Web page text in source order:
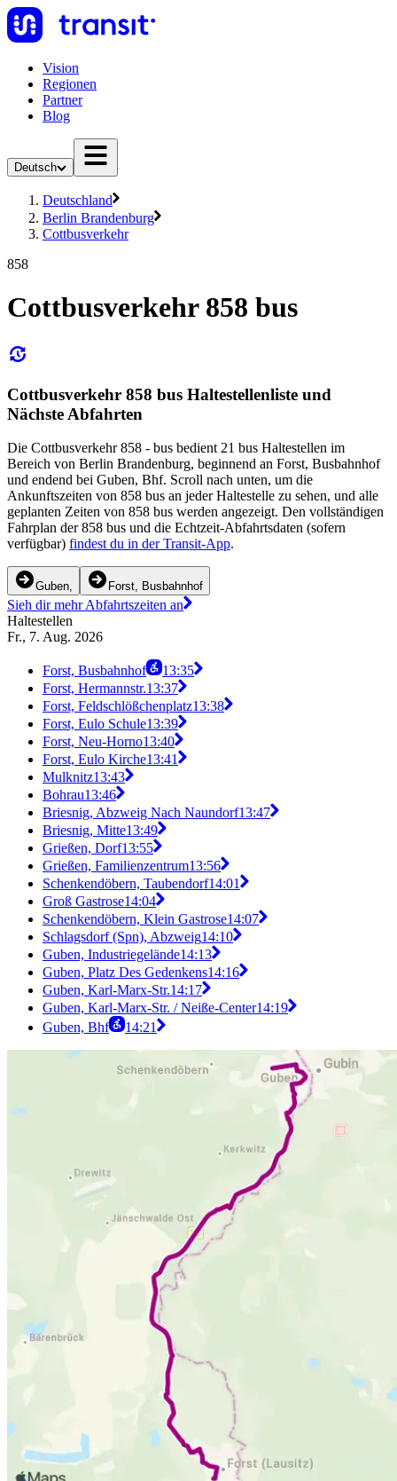
Vision
Regionen
Partner
Blog
Deutsch
Deutschland
Berlin Brandenburg
Cottbusverkehr
858
Cottbusverkehr 858 bus
Cottbusverkehr 858 bus Haltestellenliste und
Nächste Abfahrten
Die Cottbusverkehr 858 - bus bedient 21 bus Haltestellen im
Bereich von Berlin Brandenburg, beginnend an Forst, Busbahnhof
und endend bei Guben, Bhf. Scroll nach unten, um die
Ankunftszeiten von 858 bus an jeder Haltestelle zu sehen, und alle
geplanten Zeiten von 858 bus werden angezeigt. Den vollständigen
Fahrplan der 858 bus und die Echtzeit-Abfahrtsdaten (sofern
verfügbar) findest du in der Transit-App.
Guben, Forst, Busbahnhof
Sieh dir mehr Abfahrtszeiten an
Haltestellen
Fr., 7. Aug. 2026
Forst, Busbahnhof
13:35
Forst, Hermannstr.13:37
Forst, Feldschlößchenplatz13:38
Forst, Eulo Schule13:39
Forst, Neu-Horno13:40
Forst, Eulo Kirche13:41
Mulknitz13:43
Bohrau13:46
Briesnig, Abzweig Nach Naundorf13:47
Briesnig, Mitte13:49
Grießen, Dorf13:55
Grießen, Familienzentrum13:56
Schenkendöbern, Taubendorf14:01
Groß Gastrose14:04
Schenkendöbern, Klein Gastrose14:07
Schlagsdorf (Spn), Abzweig14:10
Guben, Industriegelände14:13
Guben, Platz Des Gedenkens14:16
Guben, Karl-Marx-Str.14:17
Guben, Karl-Marx-Str. / Neiße-Center14:19
Guben, Bhf
14:21